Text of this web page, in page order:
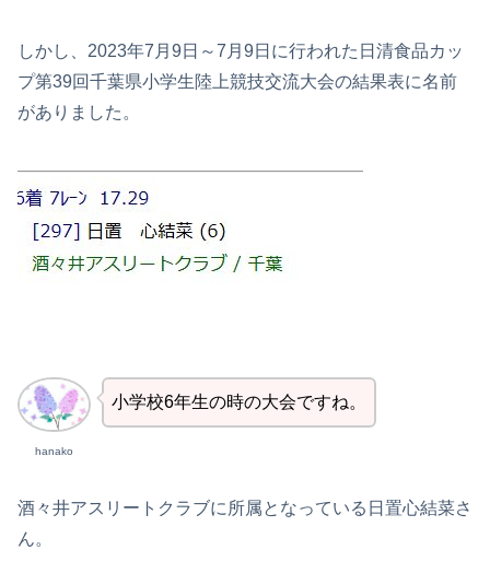
しかし、2023年7月9日～7月9日に行われた日清食品カッ
プ第39回千葉県小学生陸上競技交流大会の結果表に名前
がありました。
hanako
小学校6年生の時の大会ですね。
酒々井アスリートクラブに所属となっている日置心結菜さ
ん。